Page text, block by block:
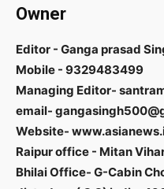
Owner
Editor - Ganga prasad
Mobile - 9329483499
Managing Editor-
email-
Website-
Raipur office - Mitan
Bhilai Office- G-Cabin